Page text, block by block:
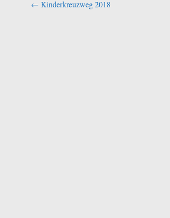
Beitragsnavigation
← Kinderkreuzweg 2018